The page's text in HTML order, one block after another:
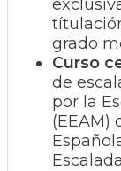
grado
Curso
de
por la
(EEAM)